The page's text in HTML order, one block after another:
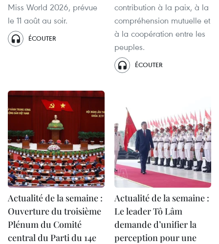
Miss World 2026, prévue
le 11 août au soir.
ÉCOUTER
contribution à la paix, à la
compréhension mutuelle et
à la coopération entre les
peuples.
ÉCOUTER
Actualité de la semaine :
Ouverture du troisième
Plénum du Comité
central du Parti du 14e
Actualité de la semaine :
Le leader Tô Lâm
demande d’unifier la
perception pour une